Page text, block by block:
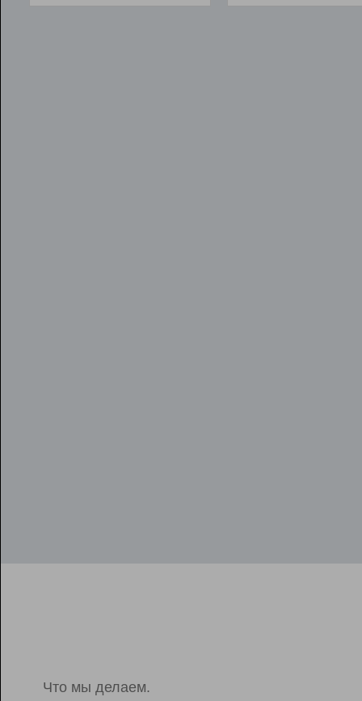
Что мы делаем.